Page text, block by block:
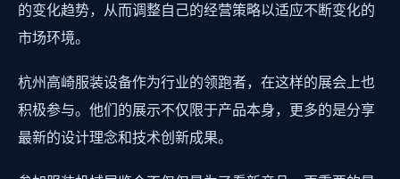
的变化趋势，从而调整自己的经营策略以适应不断变化的
市场环境。
杭州高崎服装设备作为行业的领跑者，在这样的展会上也
积极参与。他们的展示不仅限于产品本身，更多的是分享
最新的设计理念和技术创新成果。